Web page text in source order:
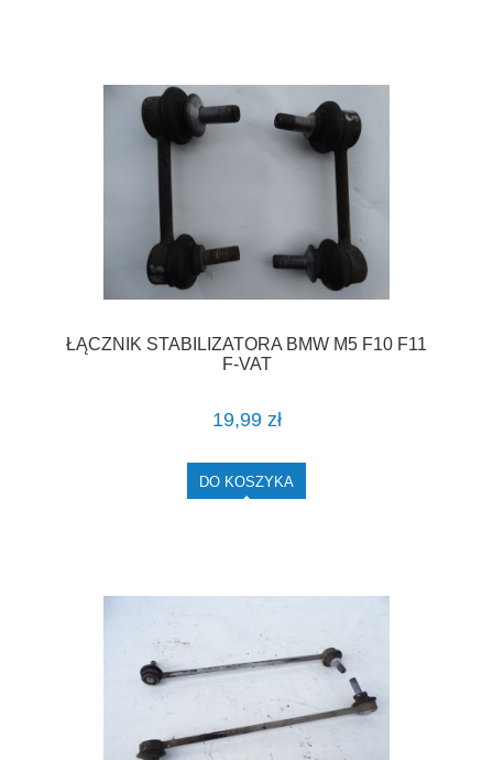
ŁĄCZNIK STABILIZATORA BMW M5 F10 F11
F-VAT
19,99 zł
DO KOSZYKA